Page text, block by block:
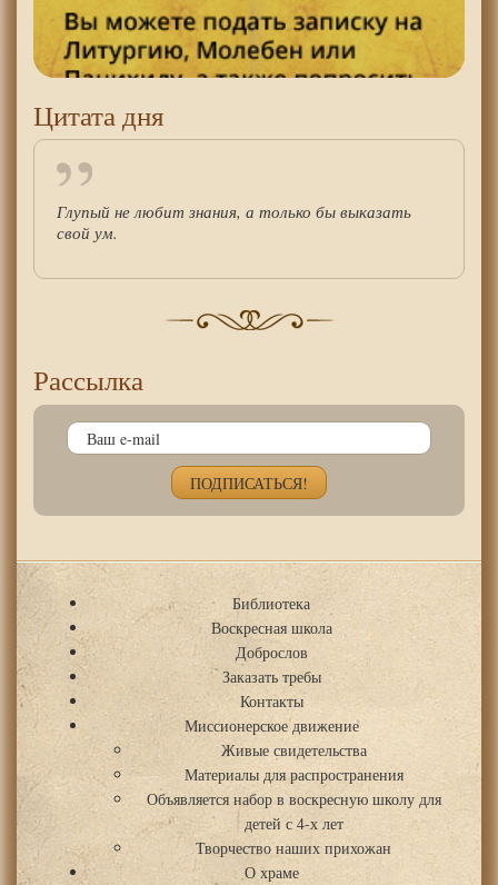
Цитата дня
Глупый не любит знания, а только бы выказать
свой ум.
Рассылка
Библиотека
Воскресная школа
Доброслов
Заказать требы
Контакты
Миссионерское движение
Живые свидетельства
Материалы для распространения
Объявляется набор в воскресную школу для
детей с 4-х лет
Творчество наших прихожан
О храме